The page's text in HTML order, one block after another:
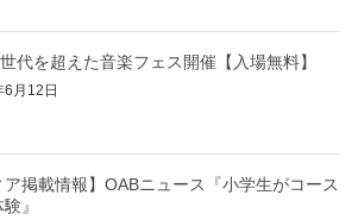
代を超えた音楽フェス開催【入場無料】
6月12日
ア掲載情報】OABニュース『小学生がコース
』